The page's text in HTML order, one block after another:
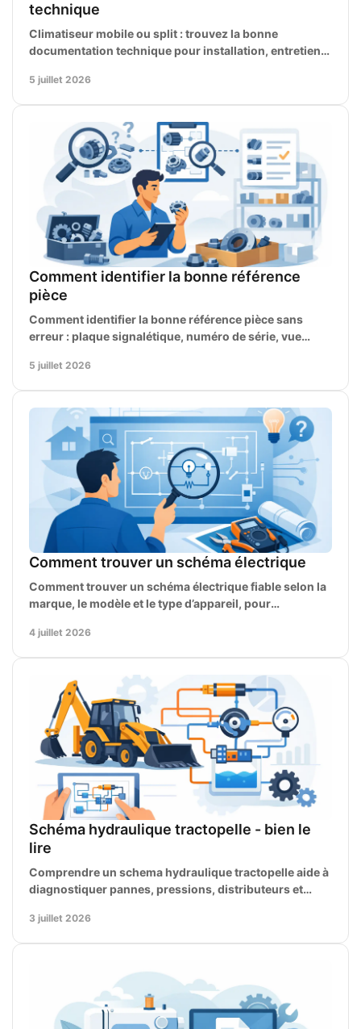
technique
Climatiseur mobile ou split : trouvez la bonne
documentation technique pour installation, entretien,
5 juillet 2026
Comment identifier la bonne référence
pièce
Comment identifier la bonne référence pièce sans
erreur : plaque signalétique, numéro de série, vue
5 juillet 2026
Comment trouver un schéma électrique
Comment trouver un schéma électrique fiable selon la
marque, le modèle et le type d’appareil, pour
4 juillet 2026
Schéma hydraulique tractopelle - bien le
lire
Comprendre un schema hydraulique tractopelle aide à
diagnostiquer pannes, pressions, distributeurs et
3 juillet 2026